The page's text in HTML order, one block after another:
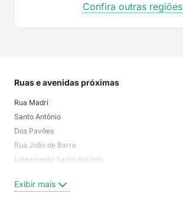
Confira outras regiões
Ruas e avenidas próximas
Rua Madri
Santo Antõnio
Dos Pavões
Rua João de Barro
Loteamento Santo Antônio
Rua Juriti
Exibir mais